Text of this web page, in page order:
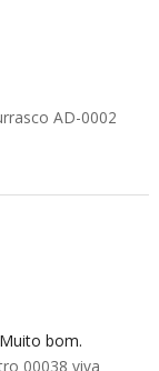
AD-0002
bom.
00038 viva